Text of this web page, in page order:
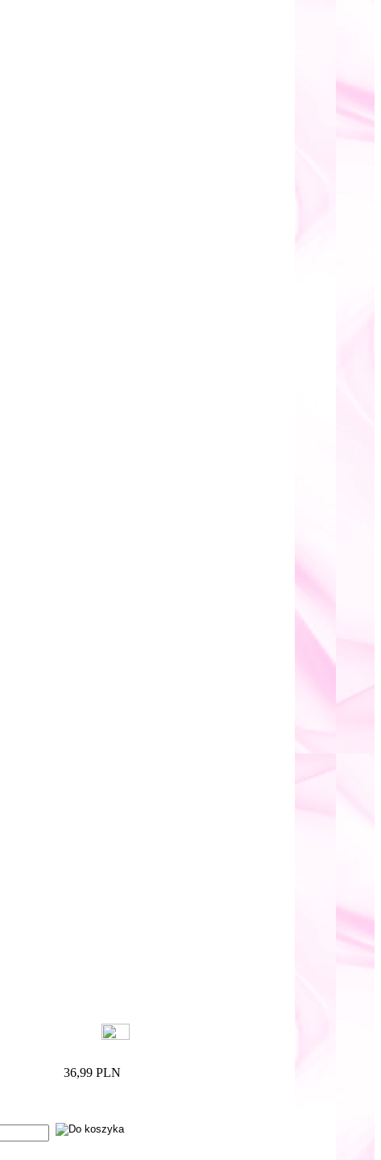
36,99 PLN